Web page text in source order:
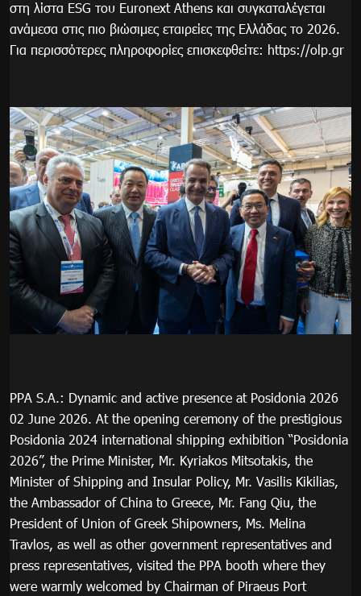
στη λίστα ESG του Euronext Athens και συγκαταλέγεται
ανάμεσα στις πιο βιώσιμες εταιρείες της Ελλάδας το 2026.
Για περισσότερες πληροφορίες επισκεφθείτε: https://olp.gr
PPA S.A.: Dynamic and active presence at Posidonia 2026
02 June 2026. At the opening ceremony of the prestigious
Posidonia 2024 international shipping exhibition “Posidonia
2026”, the Prime Minister, Mr. Kyriakos Mitsotakis, the
Minister of Shipping and Insular Policy, Mr. Vasilis Kikilias,
the Ambassador of China to Greece, Mr. Fang Qiu, the
President of Union of Greek Shipowners, Ms. Melina
Travlos, as well as other government representatives and
press representatives, visited the PPA booth where they
were warmly welcomed by Chairman of Piraeus Port